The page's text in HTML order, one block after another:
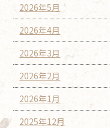
2026年5月
2026年4月
2026年3月
2026年2月
2026年1月
2025年12月